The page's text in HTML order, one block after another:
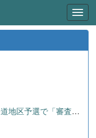
【MIRAI探究】政策甲子園 北海道地区予選で「審査員特別賞」を受賞！